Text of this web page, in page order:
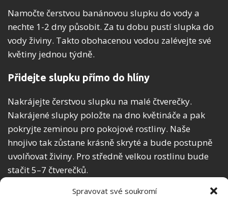
Spravovat své soukromí
Namočte čerstvou banánovou slupku do vody a
nechte 1-2 dny působit. Za tu dobu pustí slupka do
vody živiny. Takto obohacenou vodou zalévejte své
květiny jednou týdně.
Přidejte slupku přímo do hlíny
Nakrájejte čerstvou slupku na malé čtverečky.
Nakrájené slupky položte na dno květináče a pak
pokryjte zeminou pro pokojové rostliny. Naše
hnojivo tak zůstane krásně skryté a bude postupně
uvolňovat živiny. Pro středně velkou rostlinu bude
stačit 5–7 čtverečků.